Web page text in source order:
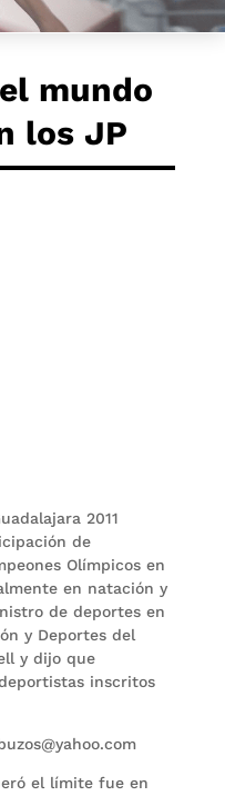
mundo
los JP
2011
de
Olímpicos en
en natación y
de deportes en
y Deportes del
y dijo que
inscritos
el límite fue en